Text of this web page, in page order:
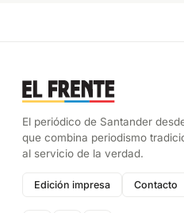
El periódico de Santander
que combina periodismo
al servicio de la verdad.
Edición impresa Contacto